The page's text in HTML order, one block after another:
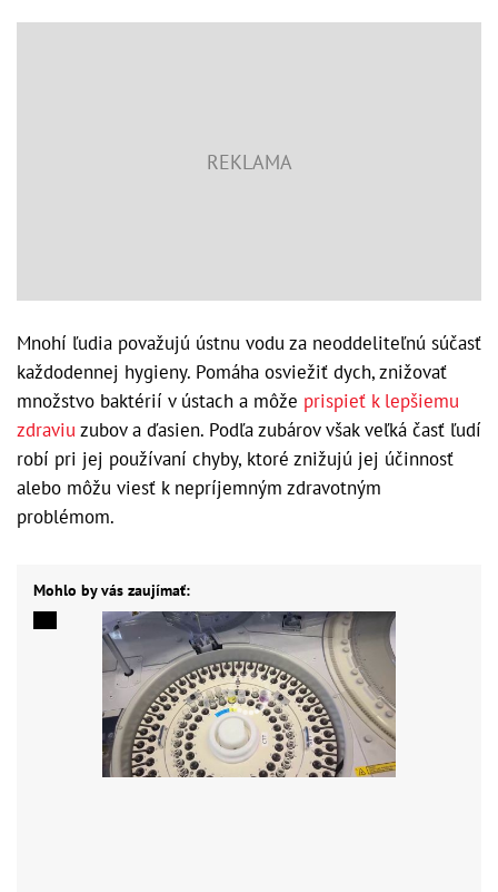
Mnohí ľudia považujú ústnu vodu za neoddeliteľnú súčasť
každodennej hygieny. Pomáha osviežiť dych, znižovať
množstvo baktérií v ústach a môže prispieť k lepšiemu
zdraviu zubov a ďasien. Podľa zubárov však veľká časť ľudí
robí pri jej používaní chyby, ktoré znižujú jej účinnosť
alebo môžu viesť k nepríjemným zdravotným
problémom.
Mohlo by vás zaujímať: